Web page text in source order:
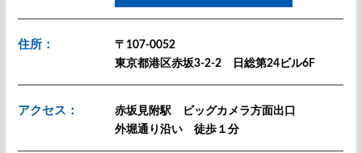
住所：
〒107-0052
東京都港区赤坂3-2-2 日総第24ビル6F
アクセス：
赤坂見附駅 ビッグカメラ方面出口
外堀通り沿い 徒歩１分